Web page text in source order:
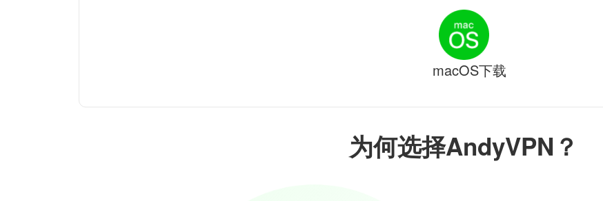
为何选择AndyVPN？
macOS下载